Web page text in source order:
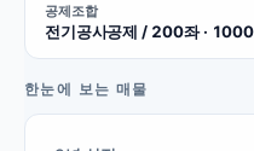
공제조합
전기공사공제 / 200좌 ·
한눈에 보는 매물